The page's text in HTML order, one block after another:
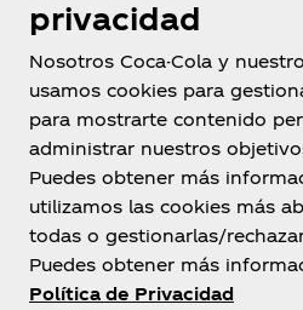
Sobre Nosotros
privacidad
Nosotros Coca-Cola y
usamos cookies para
para mostrarte contenido
administrar nuestros
Puedes obtener más
utilizamos las cookies más
todas o gestionarlas/
Puedes obtener más
Política de Privacidad